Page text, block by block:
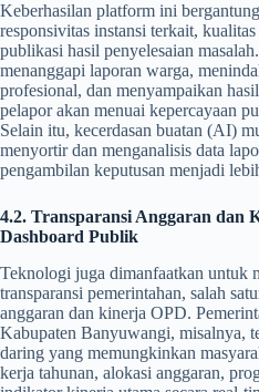
Keberhasilan platform ini
responsivitas instansi terkait,
publikasi hasil penyelesaian
menanggapi laporan warga,
profesional, dan menyampaikan
pelapor akan menuai kepercayaan
Selain itu, kecerdasan buatan (AI)
menyortir dan menganalisis data
pengambilan keputusan menjadi
4.2. Transparansi Anggaran dan
Dashboard Publik
Teknologi juga dimanfaatkan untuk
transparansi pemerintahan, salah
anggaran dan kinerja OPD.
Kabupaten Banyuwangi, misalnya,
daring yang memungkinkan
kerja tahunan, alokasi anggaran,